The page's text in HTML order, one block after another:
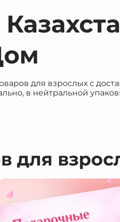
для взрослых с
в нейтральной
для